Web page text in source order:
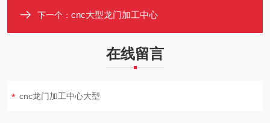
下一个： cnc大型龙门加工中心
在线留言